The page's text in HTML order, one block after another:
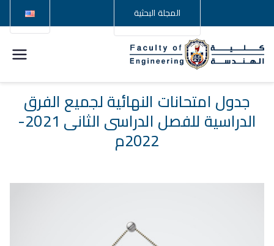
المجلة البحثية
كلية
الهندسة –
جامعة
سوهاج
جدول امتحانات النهائية لجميع الفرق
الدراسية للفصل الدراسى الثانى 2021-
2022م